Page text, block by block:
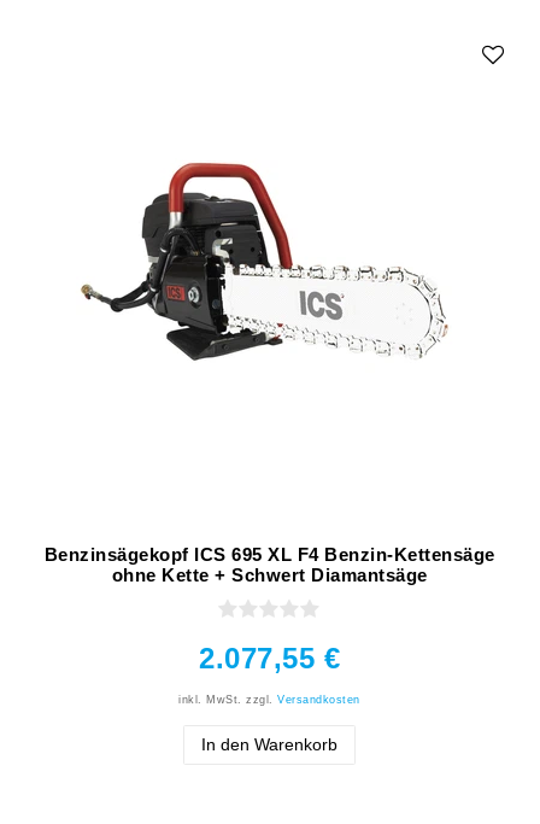
Benzinsägekopf ICS 695 XL F4 Benzin-Kettensäge
ohne Kette + Schwert Diamantsäge
2.077,55 €
inkl. MwSt. zzgl.Versandkosten
In den Warenkorb